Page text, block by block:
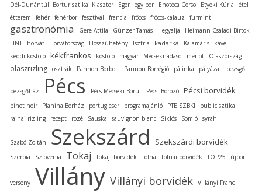
Dél-Dunántúli Borturisztikai Klaszter
Eger egy bor Enoteca Corso Etyeki Kúria
étel
étterem
fehér fehérbor fesztivál francia fröccs fröccs-kalauz furmint
gasztronómia Gere Attila Günzer Tamás Hegyalja
Heimann Családi Birtok
HNT
horvát Horvátország Hosszúhetény Isztria kadarka Kalamáris
kávé
keddi kóstoló kékfrankos kóstoló magyar Mecseknádasd merlot Olaszország
olaszrizling osztrák Pannon Borbolt Pannon Borrégió pálinka pályázat pezsgő
pezsgőház Pécs Pécs-Mecseki Borút Pécsi Borozó Pécsi borvidék
pinot noir Planina Borház portugieser programajánló PTE SZBKI
publicisztika
rajnai rizling
recept rozé Sauska sauvignon blanc Siklós Somló syrah
Szabó Zoltán Szekszárd Szekszárdi borvidék
Szerbia Szlovénia Tokaj Tokaji borvidék Tolna Tolnai borvidék TOP25 újbor
verseny Villány Villányi borvidék Villányi Franc